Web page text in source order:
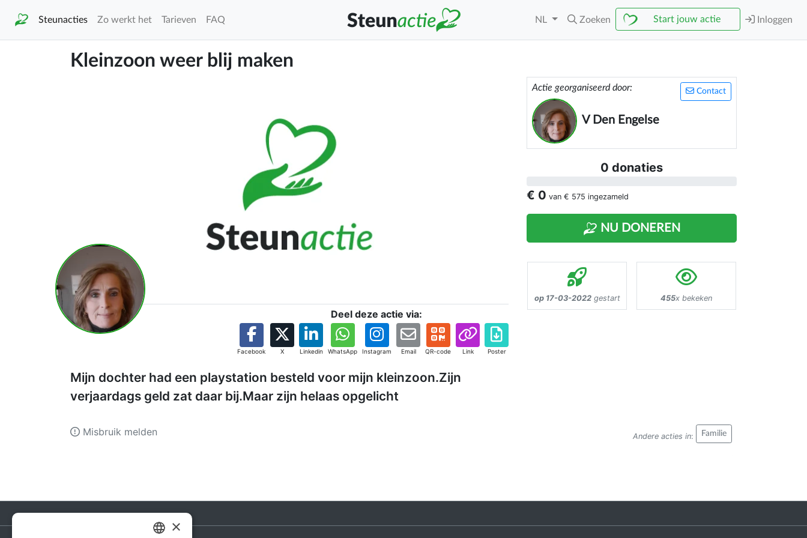
Steunacties Zo werkt het Tarieven FAQ NL Zoeken Start jouw actie Inloggen
Kleinzoon weer blij maken
Deel deze actie via:
Facebook X Linkedin WhatsApp Instagram Email QR-code Link Poster
Mijn dochter had een playstation besteld voor mijn kleinzoon.Zijn
verjaardags geld zat daar bij.Maar zijn helaas opgelicht
Contact
Actie georganiseerd door:
V Den Engelse
0 donaties
€ 0 van € 575 ingezameld
NU DONEREN
op 17-03-2022gestart 455x bekeken
Andere acties in: Familie
Misbruik melden
×